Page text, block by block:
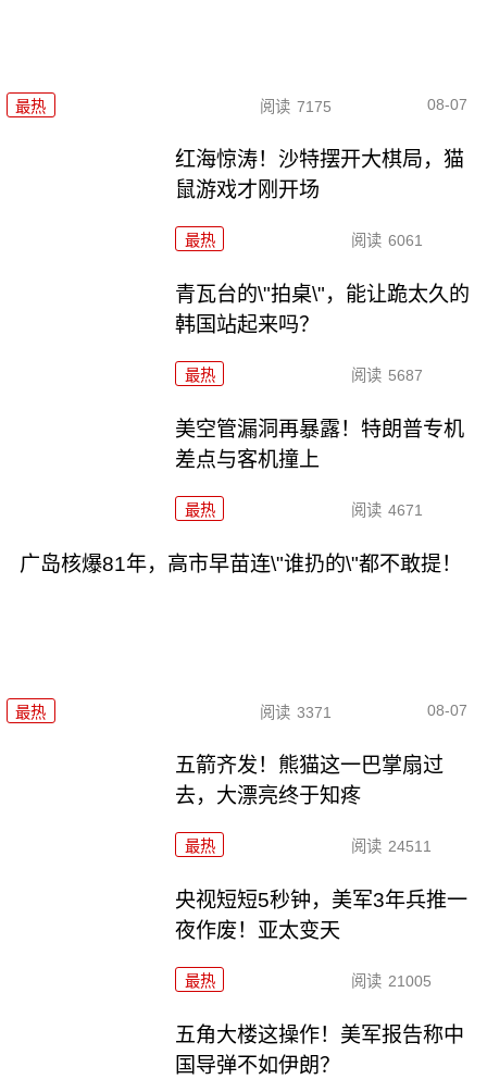
最热 阅读 7175 08-07
红海惊涛！沙特摆开大棋局，猫
鼠游戏才刚开场
最热 阅读 6061
青瓦台的\"拍桌\"，能让跪太久的
韩国站起来吗？
最热 阅读 5687
美空管漏洞再暴露！特朗普专机
差点与客机撞上
最热 阅读 4671
广岛核爆81年，高市早苗连\"谁扔的\"都不敢提！
最热 阅读 3371 08-07
五箭齐发！熊猫这一巴掌扇过
去，大漂亮终于知疼
最热 阅读 24511
央视短短5秒钟，美军3年兵推一
夜作废！亚太变天
最热 阅读 21005
五角大楼这操作！美军报告称中
国导弹不如伊朗？